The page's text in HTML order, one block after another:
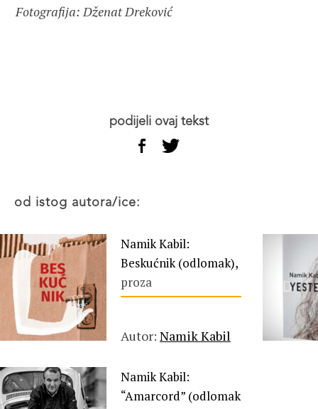
Fotografija: Dženat Dreković
podijeli ovaj tekst
od istog autora/ice:
Namik Kabil:
Beskućnik (odlomak),
proza
Autor: Namik Kabil
Namik Kabil:
“Amarcord” (odlomak